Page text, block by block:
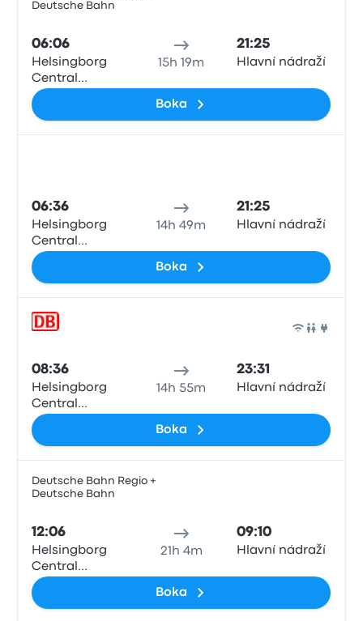
Deutsche Bahn
06:06
Helsingborg
Central
Station
15h 19m
21:25
Hlavní nádraží
Boka
06:36
Helsingborg
Central
Station
14h 49m
21:25
Hlavní nádraží
Boka
08:36
Helsingborg
Central
Station
14h 55m
23:31
Hlavní nádraží
Boka
Deutsche Bahn Regio +
Deutsche Bahn
12:06
Helsingborg
Central
Station
21h 4m
09:10
Hlavní nádraží
Boka